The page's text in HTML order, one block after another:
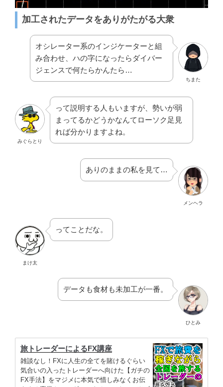
加工されたデータをありがたがる大衆
ちまた
オシレーター系のインジケーターと組
み合わせ、ハの字になったらダイバー
ジェンスで何たらかんたら…
みぐらとり
って説明する人もいますが、勢いが弱
まってるかどうかなんてローソク足見
れば分かりますよね。
メンヘラ
ありのままの私を見て…
まけ太
ってことだな。
ひとみ
データも食材も未加工が一番。
旅トレーダーによるFX講座
雑談なし！FXに人生の全てを賭けるぐらい
気合いの入ったトレーダーへ向けた【ガチの
FX手法】をマジメに本気で惜しみなくお伝